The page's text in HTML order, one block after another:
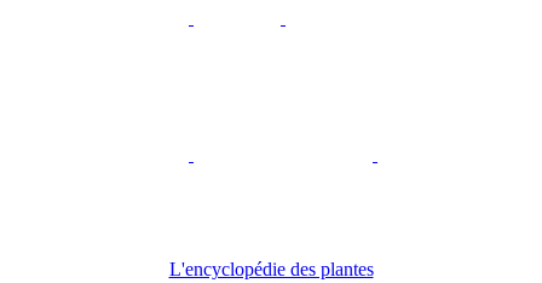
L'encyclopédie des plantes